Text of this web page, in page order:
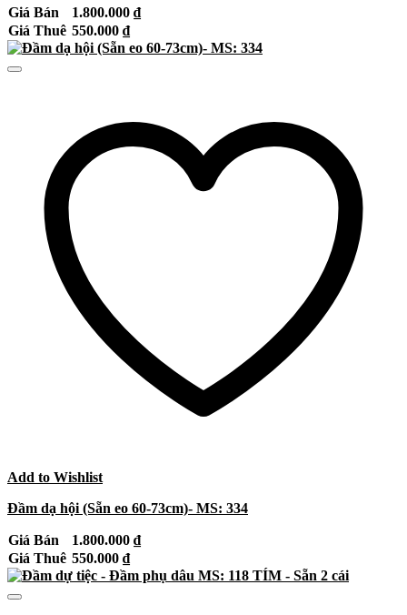
Giá Bán 1.800.000 ₫
Giá Thuê 550.000 ₫
Add to Wishlist
Đầm dạ hội (Sẵn eo 60-73cm)- MS: 334
Giá Bán 1.800.000 ₫
Giá Thuê 550.000 ₫